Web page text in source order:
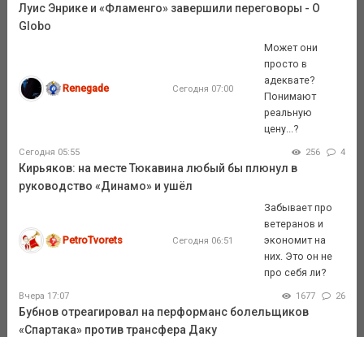
Луис Энрике и «Фламенго» завершили переговоры - O
Globo
Renegade Сегодня 07:00
Может они
просто в
адеквате?
Понимают
реальную
цену...?
Сегодня 05:55 256 4
Кирьяков: на месте Тюкавина любый бы плюнул в
руководство «Динамо» и ушёл
PetroTvorets Сегодня 06:51
Забывает про
ветеранов и
экономит на
них. Это он не
про себя ли?
Вчера 17:07 1677 26
Бубнов отреагировал на перформанс болельщиков
«Спартака» против трансфера Даку